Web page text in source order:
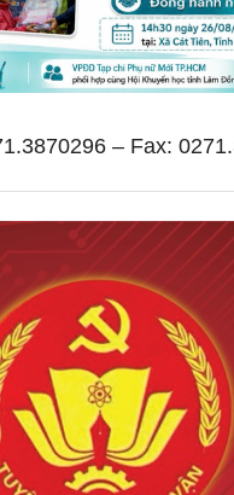
– Fax: